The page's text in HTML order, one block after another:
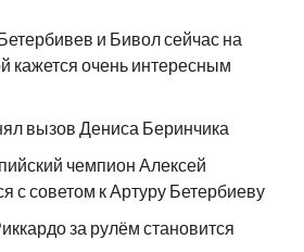
и Бивол сейчас на
кажется очень интересным
вызов Дениса Беринчика
чемпион Алексей
с советом к Артуру Бетербиеву
за рулём становится